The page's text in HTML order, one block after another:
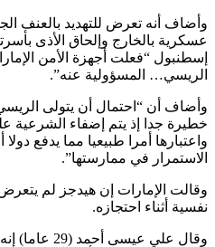
وأضاف أنه تعرض للتهديد بالعنف
عسكرية بالخارج وإلحاق الأذى
إسطنبول “فعلت أجهزة الأمن
الريسي… المسؤولية عنه”.
وأضاف أن “احتمال أن يتولى
خطيرة جدا إذ يتم إضفاء الشرعية
واعتبارها أمرا طبيعيا مما يدفع
الاستمرار في ممارستها”.
وقالت الإمارات إن هيدجز لم
نفسية أثناء احتجازه.
وقال علي